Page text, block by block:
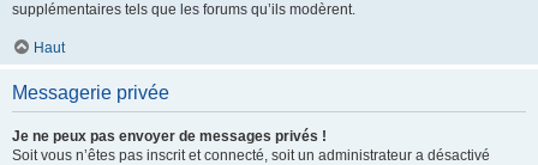
supplémentaires tels que les forums qu’ils modèrent.
Haut
Messagerie privée
Je ne peux pas envoyer de messages privés !
Soit vous n’êtes pas inscrit et connecté, soit un administrateur a désactivé